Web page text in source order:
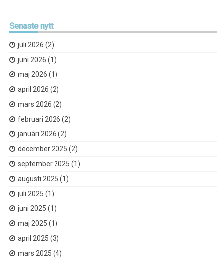
Senastenytt
juli 2026 (2)
juni 2026 (1)
maj 2026 (1)
april 2026 (2)
mars 2026 (2)
februari 2026 (2)
januari 2026 (2)
december 2025 (2)
september 2025 (1)
augusti 2025 (1)
juli 2025 (1)
juni 2025 (1)
maj 2025 (1)
april 2025 (3)
mars 2025 (4)